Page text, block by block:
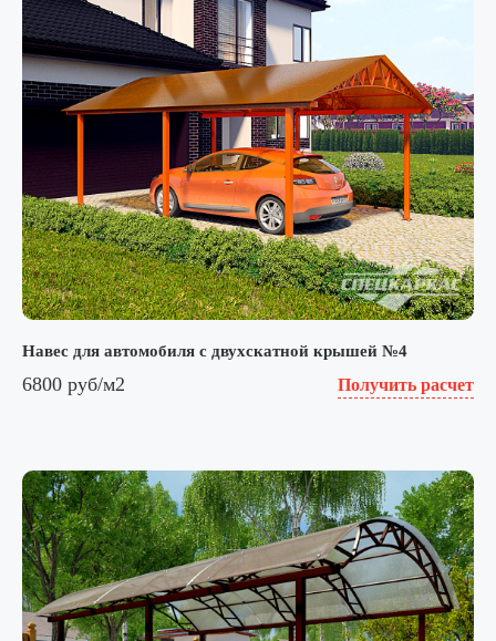
Навес для автомобиля с двухскатной крышей №4
6800 руб/м2 Получить расчет